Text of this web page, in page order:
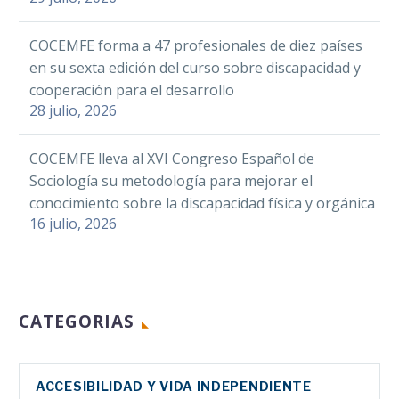
España, ACCU España, ha
desarrollado durante 2018 el…
Email
Compartir
La Confederación de
Personas con
Discapacidad Física y
Orgánica de la
Comunitat
Valenciana, COCEMFE
CV, ha llevado esta
semana a la…
Comunidad
Valenciana
coordinan ayuda
para personas con
discapacidad
afectadas por la
DANA
Facebook
Las cuatro
COCEMFE en la
11 Nov 2024
Sánchez agradece a
COCEMFE su
participación en la
WhatsApp
20 Dic 2019
COCEMFE forma a 47 profesionales de diez países
en su sexta edición del curso sobre discapacidad y
cooperación para el desarrollo
28 julio, 2026
COCEMFE lleva al XVI Congreso Español de
Sociología su metodología para mejorar el
conocimiento sobre la discapacidad física y orgánica
16 julio, 2026
CATEGORIAS
ACCESIBILIDAD Y VIDA INDEPENDIENTE